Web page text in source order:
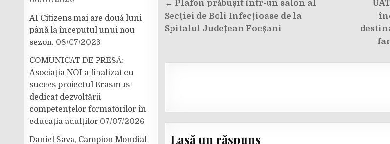
în
articole
← Plafon prăbușit într-un salon al
Secției de Boli Infecțioase de la
Spitalul Județean Focșani
Lasă un răspuns
AI Citizens mai are două luni
până la începutul unui nou
sezon. 08/07/2026
COMUNICAT DE PRESĂ:
Asociația NOI a finalizat cu
succes proiectul Erasmus+
dedicat dezvoltării
competențelor formatorilor în
educația adulților 07/07/2026
Daniel Sava, Campion Mondial